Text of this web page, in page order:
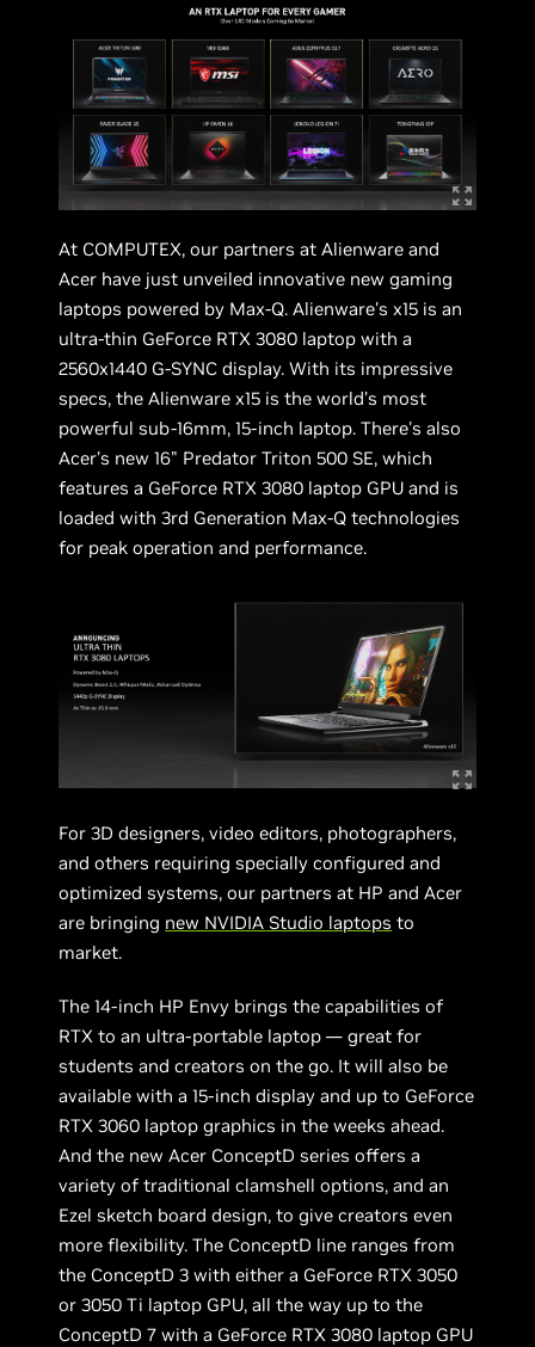
At COMPUTEX, our partners at Alienware and
Acer have just unveiled innovative new gaming
laptops powered by Max-Q. Alienware's x15 is an
ultra-thin GeForce RTX 3080 laptop with a
2560x1440 G-SYNC display. With its impressive
specs, the Alienware x15 is the world’s most
powerful sub-16mm, 15-inch laptop. There's also
Acer's new 16" Predator Triton 500 SE, which
features a GeForce RTX 3080 laptop GPU and is
loaded with 3rd Generation Max-Q technologies
for peak operation and performance.
For 3D designers, video editors, photographers,
and others requiring specially configured and
optimized systems, our partners at HP and Acer
are bringing new NVIDIA Studio laptops to
market.
The 14-inch HP Envy brings the capabilities of
RTX to an ultra-portable laptop — great for
students and creators on the go. It will also be
available with a 15-inch display and up to GeForce
RTX 3060 laptop graphics in the weeks ahead.
And the new Acer ConceptD series offers a
variety of traditional clamshell options, and an
Ezel sketch board design, to give creators even
more flexibility. The ConceptD line ranges from
the ConceptD 3 with either a GeForce RTX 3050
or 3050 Ti laptop GPU, all the way up to the
ConceptD 7 with a GeForce RTX 3080 laptop GPU